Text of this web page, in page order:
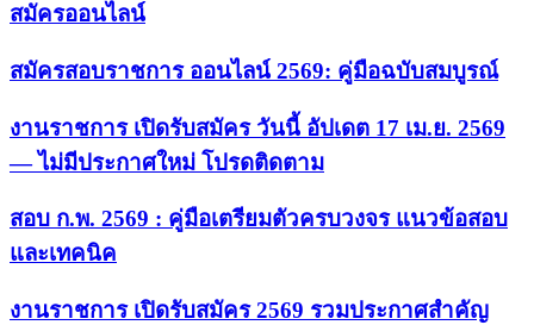
สมัครออนไลน์
สมัครสอบราชการ ออนไลน์ 2569: คู่มือฉบับสมบูรณ์
งานราชการ เปิดรับสมัคร วันนี้ อัปเดต 17 เม.ย. 2569
— ไม่มีประกาศใหม่ โปรดติดตาม
สอบ ก.พ. 2569 : คู่มือเตรียมตัวครบวงจร แนวข้อสอบ
และเทคนิค
งานราชการ เปิดรับสมัคร 2569 รวมประกาศสำคัญ